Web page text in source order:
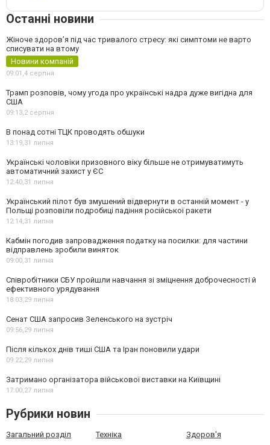
Останні новини
Жіноче здоров’я під час тривалого стресу: які симптоми не варто
списувати на втому
Новини компаній
09:01,4 серпня
Трамп розповів, чому угода про українські надра дуже вигідна для
США
09:13,2 серпня
В понад сотні ТЦК проводять обшуки
13:19,31 липня
Українські чоловіки призовного віку більше не отримуватимуть
автоматичний захист у ЄС
12:40,31 липня
Український пілот був змушений відвернути в останній момент - у
Польщі розповіли подробиці падіння російської ракети
12:14,31 липня
Кабмін погодив запровадження податку на посилки: для частини
відправлень зробили виняток
09:00,31 липня
Співробітники СБУ пройшли навчання зі зміцнення доброчесності й
ефективного урядування
18:03,29 липня
Сенат США запросив Зеленського на зустріч
09:56,29 липня
Після кількох днів тиші США та Іран поновили удари
09:22,29 липня
Затримано організатора військової виставки на Київщині
17:00,27 липня
Рубрики новин
Загальний розділ Техніка Здоров'я